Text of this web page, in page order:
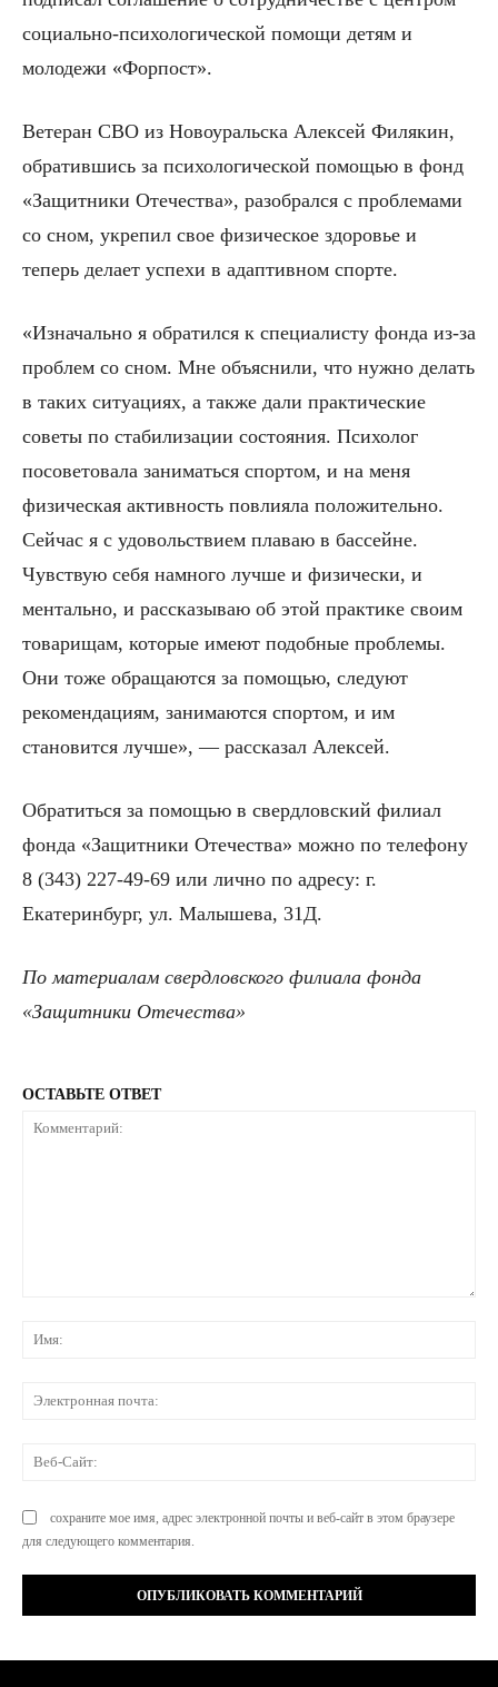
социально-психологической помощи детям и
молодежи «Форпост».
Ветеран СВО из Новоуральска Алексей Филякин,
обратившись за психологической помощью в фонд
«Защитники Отечества», разобрался с проблемами
со сном, укрепил свое физическое здоровье и
теперь делает успехи в адаптивном спорте.
«Изначально я обратился к специалисту фонда из-за
проблем со сном. Мне объяснили, что нужно делать
в таких ситуациях, а также дали практические
советы по стабилизации состояния. Психолог
посоветовала заниматься спортом, и на меня
физическая активность повлияла положительно.
Сейчас я с удовольствием плаваю в бассейне.
Чувствую себя намного лучше и физически, и
ментально, и рассказываю об этой практике своим
товарищам, которые имеют подобные проблемы.
Они тоже обращаются за помощью, следуют
рекомендациям, занимаются спортом, и им
становится лучше», — рассказал Алексей.
Обратиться за помощью в свердловский филиал
фонда «Защитники Отечества» можно по телефону
8 (343) 227-49-69 или лично по адресу: г.
Екатеринбург, ул. Малышева, 31Д.
По материалам свердловского филиала фонда
«Защитники Отечества»
ОСТАВЬТЕ ОТВЕТ
сохраните мое имя, адрес электронной почты и веб-сайт в этом браузере
для следующего комментария.